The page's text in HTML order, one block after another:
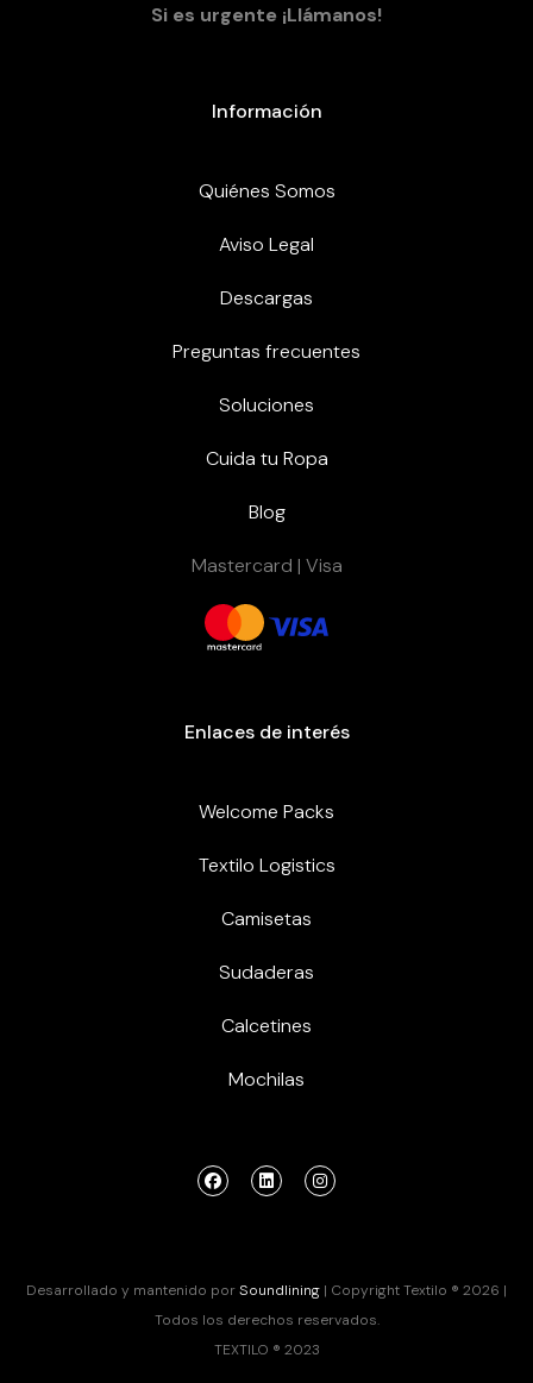
Si es urgente ¡Llámanos!
Información
Quiénes Somos
Aviso Legal
Descargas
Preguntas frecuentes
Soluciones
Cuida tu Ropa
Blog
Mastercard | Visa
Enlaces de interés
Welcome Packs
Textilo Logistics
Camisetas
Sudaderas
Calcetines
Mochilas
Desarrollado y mantenido porSoundlining | Copyright Textilo ® 2026 |
Todos los derechos reservados.
TEXTILO ® 2023